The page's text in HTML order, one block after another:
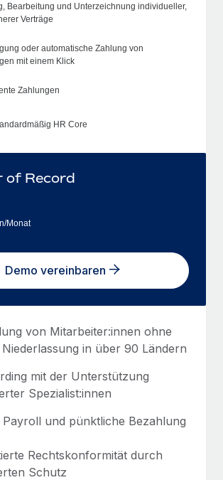
Bearbeitung und Unterzeichnung individueller,
Verträge
oder automatische Zahlung von
mit einem Klick
Zahlungen
HR Core
of Record
Monat
Demo vereinbaren
von Mitarbeiter:innen ohne
Niederlassung in über 90 Ländern
mit der Unterstützung
Spezialist:innen
Payroll und pünktliche Bezahlung
Rechtskonformität durch
Schutz